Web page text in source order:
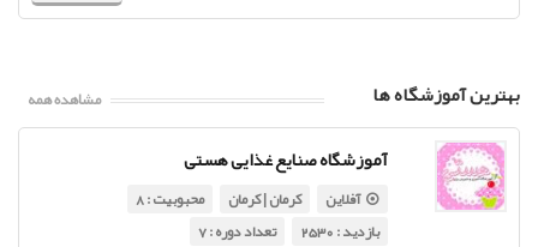
بهترین آموزشگاه ها مشاهده همه
آموزشگاه صنایع غذایی هستی
آفلاین کرمان | کرمان
محبوبیت : 8
بازدید : 2530
تعداد دوره : 7